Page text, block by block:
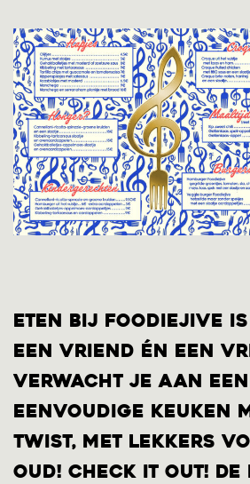
Eten bij Foodiejive
een vriend én een
Verwacht je aan een
eenvoudige keuken
twist, met lekkers
oud! Check it out! De